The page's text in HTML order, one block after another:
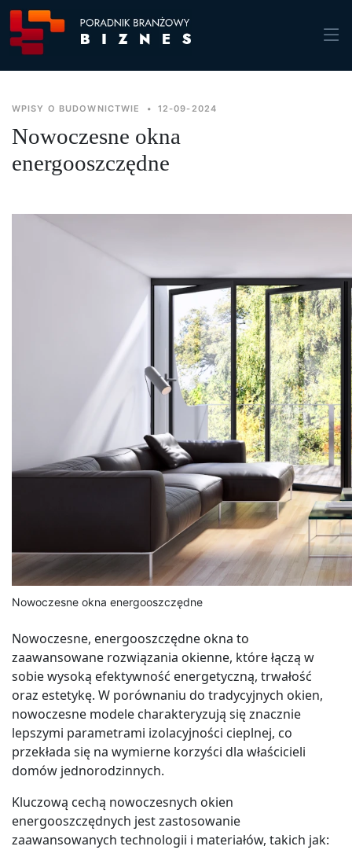
WPISY O BUDOWNICTWIE • 12-09-2024
Nowoczesne okna
energooszczędne
Nowoczesne okna energooszczędne
Nowoczesne, energooszczędne okna to
zaawansowane rozwiązania okienne, które łączą w
sobie wysoką efektywność energetyczną, trwałość
oraz estetykę. W porównaniu do tradycyjnych okien,
nowoczesne modele charakteryzują się znacznie
lepszymi parametrami izolacyjności cieplnej, co
przekłada się na wymierne korzyści dla właścicieli
domów jednorodzinnych.
Kluczową cechą nowoczesnych okien
energooszczędnych jest zastosowanie
zaawansowanych technologii i materiałów, takich jak: